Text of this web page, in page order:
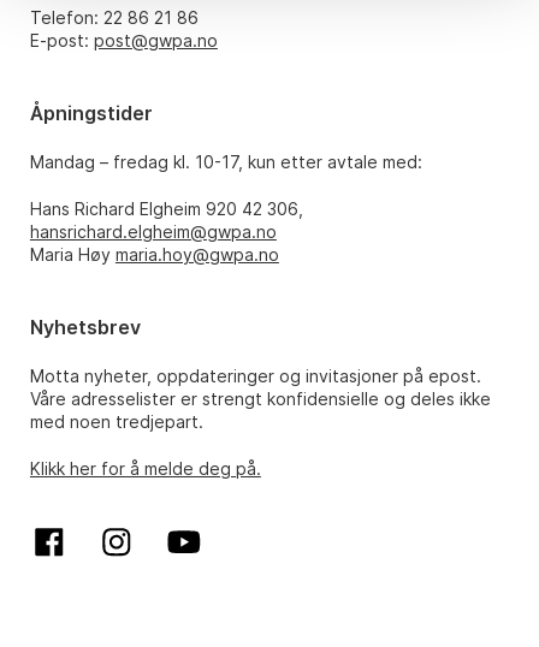
Telefon: 22 86 21 86
E-post: post@gwpa.no
Åpningstider
Mandag – fredag kl. 10-17, kun etter avtale med:
Hans Richard Elgheim 920 42 306,
hansrichard.elgheim@gwpa.no
Maria Høy maria.hoy@gwpa.no
Nyhetsbrev
Motta nyheter, oppdateringer og invitasjoner på epost.
Våre adresselister er strengt konfidensielle og deles ikke
med noen tredjepart.
Klikk her for å melde deg på.